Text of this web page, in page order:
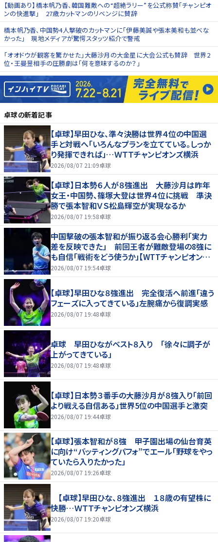
【動画あり】橋本帆乃香、韓国難敵への“超絶ラリー”を公式称賛「チャンピオ
ンの快進撃」 27歳カットマンのリベンジに賛辞
橋本帆乃香、中国勢4人撃破のカットマンに「伊藤美誠や張本美和も並べな
かった」 現地メディアが驚愕スタッツ紹介で警戒
「オオドウが観客を驚かせた」大藤沙月の大金星に大会公式も賛辞 世界2
位・王曼昱相手の圧勝劇は「何を意味するのか？」
卓球の新着記事
【卓球】早田ひな、準々決勝は世界４位の中国選
手と対戦へ「いろんなプランを立てている。しっか
り発揮できれば」…ＷＴＴチャンピオンズ横浜
2026/08/07 21:09卓球
【卓球】日本勢６人が８強進出 大藤沙月は昨年
女王・中国勢、篠塚大登は世界４位に挑戦 準決
勝で張本智和ＶＳ松島輝空が実現なるか
2026/08/07 19:58卓球
中国撃破の張本智和が振り返る会心勝利「実力
差を反映できた」 前回王者が難敵登場の8強に
も自信「戦術をどう使うか」【WTTチャンピオンズ
横浜2026】
2026/08/07 19:54卓球
【卓球】早田ひな８強進出 完全復活へ前進「違う
フェーズに入ってきている」左腕痛から復調実感
2026/08/07 19:48卓球
卓球 早田ひながベスト８入り 「徐々に調子が
上がってきている」
2026/08/07 19:48卓球
【卓球】日本勢３番手の大藤沙月が８強入り「前回
より戦える自信ある」世界5位の中国選手と激突
2026/08/07 19:44卓球
【卓球】張本智和が８強 甲子園出場の仙台育英
に向け“バッティングパフォ”でエール「野球をやっ
ていたら入りたかった」
2026/08/07 19:26卓球
【卓球】早田ひな、８強進出 １８歳の有望株に
快勝…ＷＴＴチャンピオンズ横浜
2026/08/07 19:20卓球